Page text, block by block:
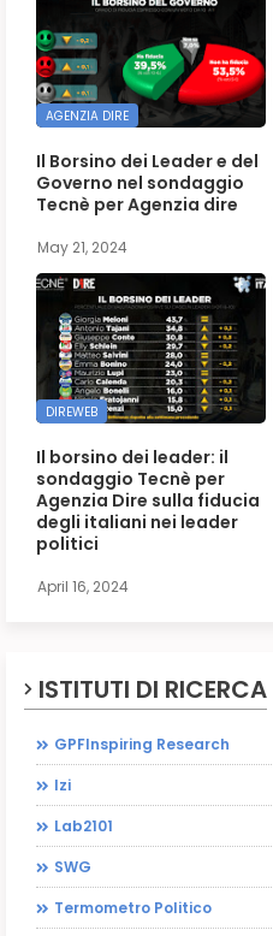
AGENZIA DIRE
Il Borsino dei Leader e del
Governo nel sondaggio
Tecnè per Agenzia dire
May 21, 2024
DIREWEB
Il borsino dei leader: il
sondaggio Tecnè per
Agenzia Dire sulla fiducia
degli italiani nei leader
politici
April 16, 2024
ISTITUTI DI RICERCA
GPFInspiring Research
Izi
Lab2101
SWG
Termometro Politico